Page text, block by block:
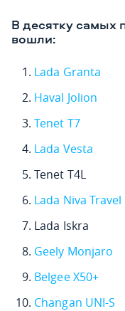
В десятку самых
вошли:
Lada Granta
Haval Jolion
Tenet T7
Lada Vesta
Tenet T4L
Lada Niva Travel
Lada Iskra
Geely Monjaro
Belgee X50+
Changan UNI-S